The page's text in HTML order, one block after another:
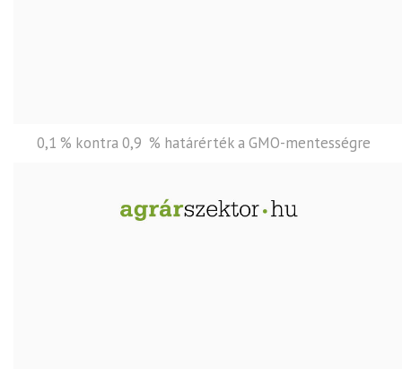
0,1 % kontra 0,9 % határérték a GMO-mentességre